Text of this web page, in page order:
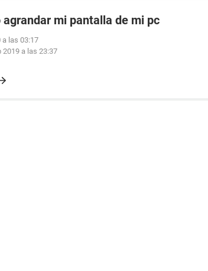
agrandar mi pantalla de mi pc
a las 03:17
2019 a las 23:37